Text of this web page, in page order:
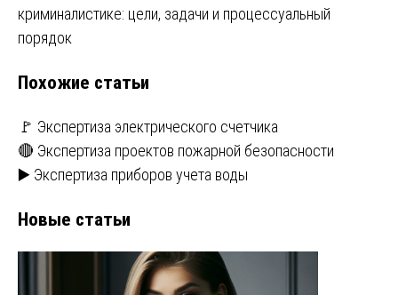
записям
криминалистике: цели, задачи и процессуальный
порядок
Похожие статьи
🚩 Экспертиза электрического счетчика
🔴 Экспертиза проектов пожарной безопасности
▶️ Экспертиза приборов учета воды
Новые статьи